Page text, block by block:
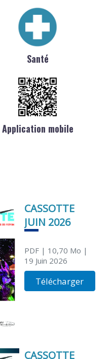
Santé
Application mobile
CASSOTTE
JUIN 2026
PDF| 10,70 Mo |
19 Juin 2026
Télécharger
CASSOTTE